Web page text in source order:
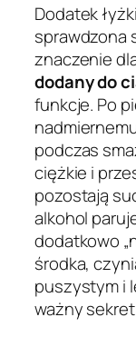
Dodatek
sprawdzona
znaczenie
dodany do
funkcje. Po
podczas
ciężkie i
pozostają
alkohol
dodatkowo
środka,
puszystym i
ważny